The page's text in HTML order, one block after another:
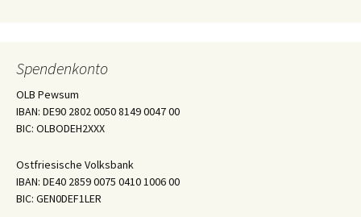
Spendenkonto
OLB Pewsum
IBAN: DE90 2802 0050 8149 0047 00
BIC: OLBODEH2XXX
Ostfriesische Volksbank
IBAN: DE40 2859 0075 0410 1006 00
BIC: GEN0DEF1LER